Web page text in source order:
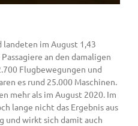
im August 1,43
an den damaligen
Flugbewegungen und
es rund 25.000 Maschinen.
mehr als im August 2020. Im
lange nicht das Ergebnis aus
und wirkt sich damit auch